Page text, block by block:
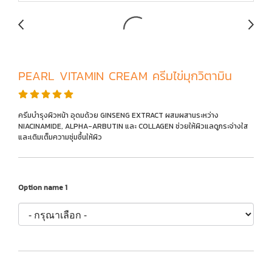
PEARL VITAMIN CREAM ครีมไข่มุกวิตามิน
ครีมบำรุงผิวหน้า อุดมด้วย GINSENG EXTRACT ผสมผสานระหว่าง
NIACINAMIDE, ALPHA-ARBUTIN และ COLLAGEN ช่วยให้ผิวแลดูกระจ่างใส
และเติมเต็มความชุ่มชื้นให้ผิว
Option name 1